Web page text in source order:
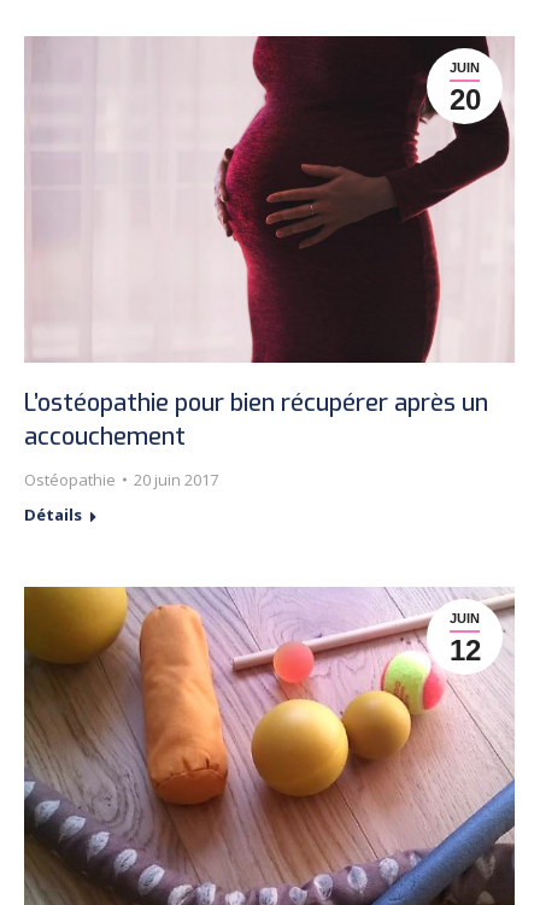
JUIN
20
L’ostéopathie pour bien récupérer après un
accouchement
Ostéopathie
20 juin 2017
Détails
JUIN
12